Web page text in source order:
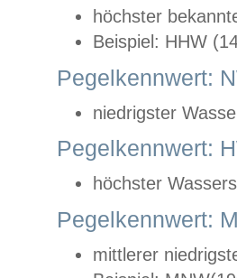
höchster
Beispiel: HHW
Pegelkennwert:
niedrigster
Pegelkennwert:
höchster
Pegelkennwert:
mittlerer